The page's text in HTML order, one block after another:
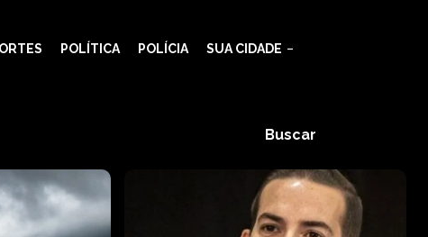
POLÍTICA POLÍCIA SUA CIDADE
Buscar